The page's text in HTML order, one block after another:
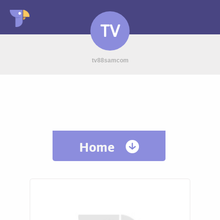
TV
tv88samcom
Home